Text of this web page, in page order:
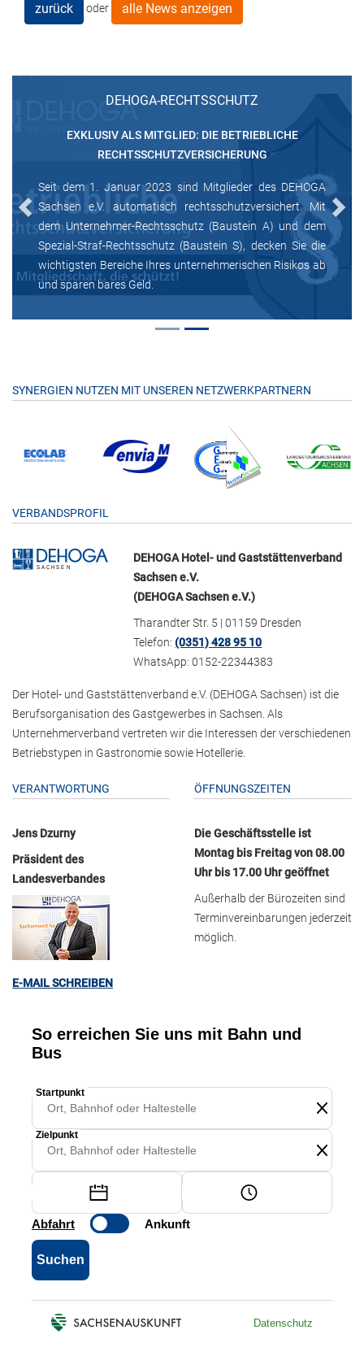
zurück oder alle News anzeigen
DEHOGA-RECHTSSCHUTZ
EXKLUSIV ALS MITGLIED: DIE BETRIEBLICHE
RECHTSSCHUTZVERSICHERUNG
Seit dem 1. Januar 2023 sind Mitglieder des DEHOGA
Sachsen e.V. automatisch rechtsschutzversichert. Mit
dem Unternehmer-Rechtsschutz (Baustein A) und dem
Spezial-Straf-Rechtsschutz (Baustein S), decken Sie die
wichtigsten Bereiche Ihres unternehmerischen Risikos ab
und sparen bares Geld.
Previous Next
SYNERGIEN NUTZEN MIT UNSEREN NETZWERKPARTNERN
VERBANDSPROFIL
DEHOGA Hotel- und Gaststättenverband
Sachsen e.V.
(DEHOGA Sachsen e.V.)
Tharandter Str. 5 | 01159 Dresden
Telefon:(0351) 428 95 10
WhatsApp: 0152-22344383
Der Hotel- und Gaststättenverband e.V. (DEHOGA Sachsen) ist die
Berufsorganisation des Gastgewerbes in Sachsen. Als
Unternehmerverband vertreten wir die Interessen der verschiedenen
Betriebstypen in Gastronomie sowie Hotellerie.
VERANTWORTUNG
Jens Dzurny
Präsident des
Landesverbandes
E-MAIL SCHREIBEN
ÖFFNUNGSZEITEN
Die Geschäftsstelle ist
Montag bis Freitag von 08.00
Uhr bis 17.00 Uhr geöffnet
Außerhalb der Bürozeiten sind
Terminvereinbarungen jederzeit
möglich.